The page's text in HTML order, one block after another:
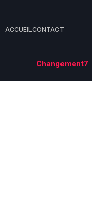
ACCUEILCONTACT
Changement7